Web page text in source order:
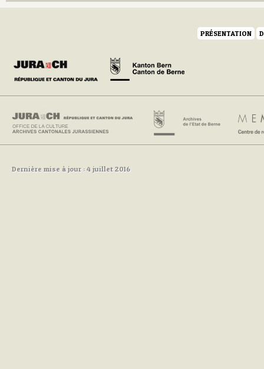
PRÉSENTATION
Dernière mise à jour : 4 juillet 2016